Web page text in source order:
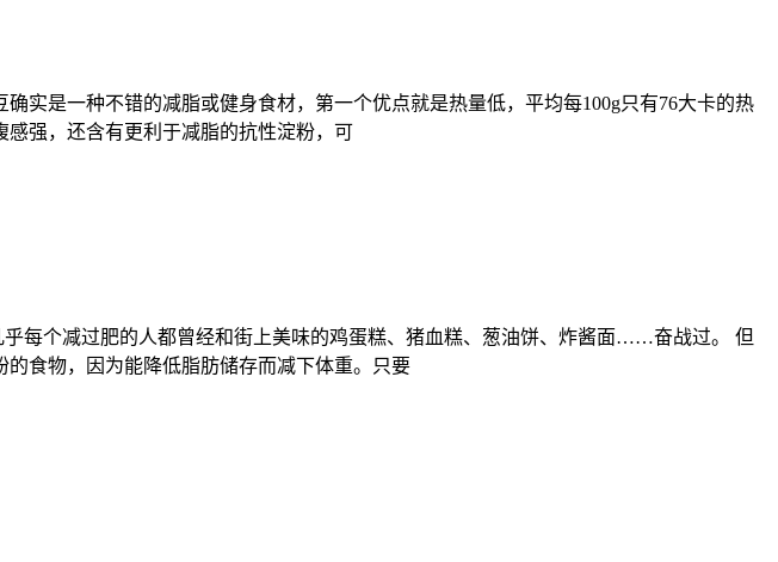
实是一种不错的减脂或健身食材，第一个优点就是热量低，平均每100g只有76大卡的热
强，还含有更利于减脂的抗性淀粉，可
每个减过肥的人都曾经和街上美味的鸡蛋糕、猪血糕、葱油饼、炸酱面……奋战过。 但
食物，因为能降低脂肪储存而减下体重。只要